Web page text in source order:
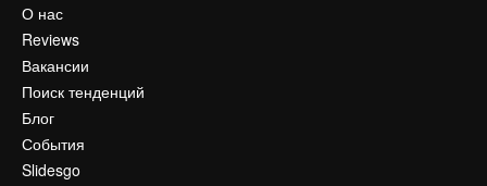
О нас
Reviews
Вакансии
Поиск тенденций
Блог
События
Slidesgo